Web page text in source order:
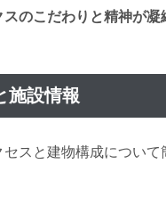
のこだわりと精神が凝
施設情報
セスと建物構成について